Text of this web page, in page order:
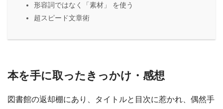
形容詞ではなく「素材」 を使う
超スピード文章術
本を手に取ったきっかけ・感想
図書館の返却棚にあり、タイトルと目次に惹かれ、偶然手